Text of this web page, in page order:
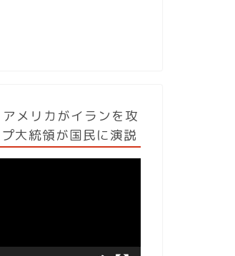
メリカがイランを攻
大統領が国民に演説